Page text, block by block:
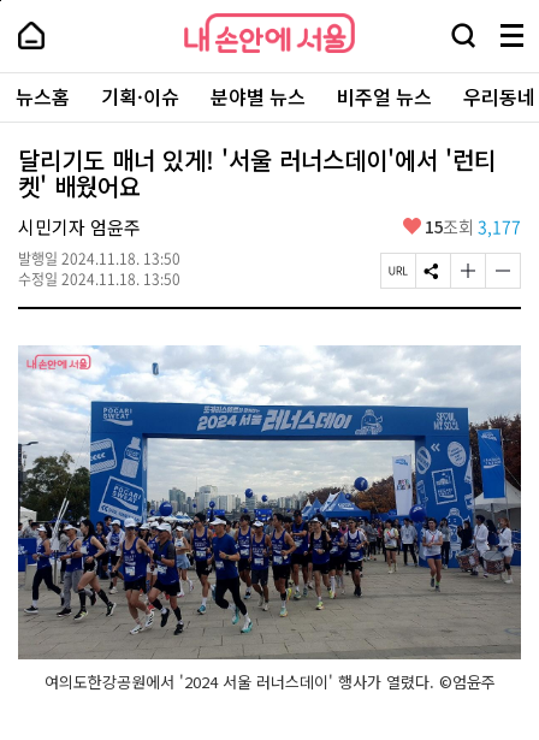
본
로
가
내
손
안
에
서
울
-
서
울
시
대
표
소
통
포
내
손
에
울
검
창
열
기
메
뉴
전
체
보
주
요
서
뉴스홈 기획·이슈 분야별 뉴스 비주얼 뉴스 우리동
달리기도 매너 있게! '서울 러너스데이'에서 '런티
켓' 배웠어요
시민기자 엄윤주
발행일 2024.11.18. 13:50
수정일 2024.11.18. 13:50
좋
요
15조회 3,177
페
이
U
R
L
복
S
N
공
하
기
글
자
기
게
변
경
하
기
글
자
기
작
게
변
경
하
기
여의도한강공원에서 '2024 서울 러너스데이' 행사가 열렸다. ©엄윤주
페
상
단
로